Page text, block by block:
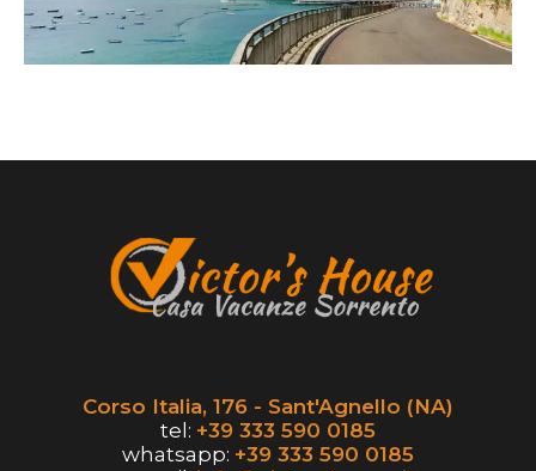
Corso Italia, 176 - Sant'Agnello (NA)
tel: +39 333 590 0185
whatsapp: +39 333 590 0185